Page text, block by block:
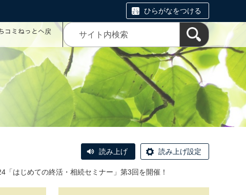
ひらがなをつける
コミねっとへ戻
読み上げ 読み上げ設定
「はじめての終活・相続セミナー」第3回を開催！